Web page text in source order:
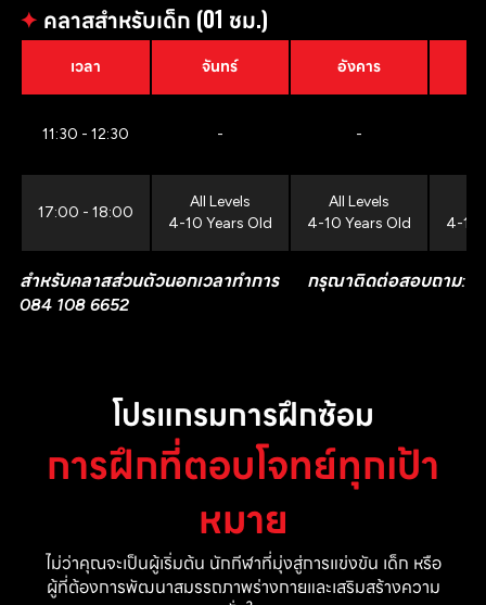
✦ คลาสสำหรับเด็ก (01 ชม.)
เวลา จันทร์ อังคาร
11:30 - 12:30 - -
17:00 - 18:00
All Levels
4-10 Years Old
All Levels
4-10 Years Old
4-10
สำหรับคลาสส่วนตัวนอกเวลาทำการ กรุณาติดต่อสอบถาม:
084 108 6652
โปรแกรมการฝึกซ้อม
การฝึกที่ตอบโจทย์ทุกเป้า
หมาย
ไม่ว่าคุณจะเป็นผู้เริ่มต้น นักกีฬาที่มุ่งสู่การแข่งขัน เด็ก หรือ
ผู้ที่ต้องการพัฒนาสมรรถภาพร่างกายและเสริมสร้างความ